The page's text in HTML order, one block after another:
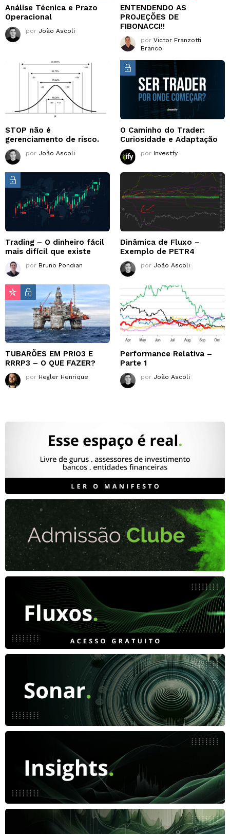
Análise Técnica e Prazo
Operacional
por João Ascoli
ENTENDENDO AS
PROJEÇÕES DE
FIBONACCI!!
por Victor Franzotti
Branco
STOP não é
gerenciamento de risco.
por João Ascoli
O Caminho do Trader:
Curiosidade e Adaptação
por Investfy
Trading – O dinheiro fácil
mais difícil que existe
por Bruno Pondian
Dinâmica de Fluxo –
Exemplo de PETR4
por João Ascoli
TUBARÕES EM PRIO3 E
RRRP3 – O QUE FAZER?
por Hegler Henrique
Performance Relativa –
Parte 1
por João Ascoli